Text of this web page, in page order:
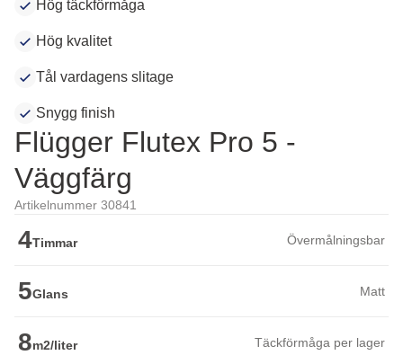
Hög täckförmåga
Hög kvalitet
Tål vardagens slitage
Snygg finish
Flügger Flutex Pro 5 -
Väggfärg
Artikelnummer 30841
4Timmar Övermålningsbar
5Glans Matt
8m2/liter Täckförmåga per lager